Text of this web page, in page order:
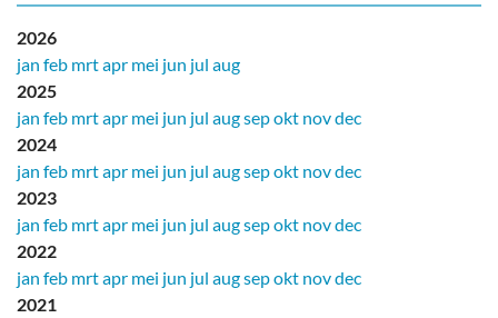
2026
jan feb mrtapr mei jun jul aug
2025
jan feb mrtapr mei jun jul augsepokt novdec
2024
jan feb mrtapr mei jun jul augsepokt novdec
2023
jan feb mrtapr mei jun jul augsepokt novdec
2022
jan feb mrtapr mei jun jul augsepokt novdec
2021